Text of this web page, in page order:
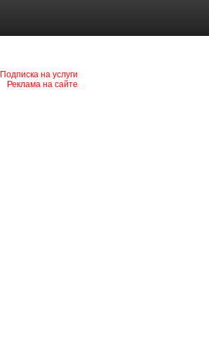
Подписка на услуги
Реклама на сайте